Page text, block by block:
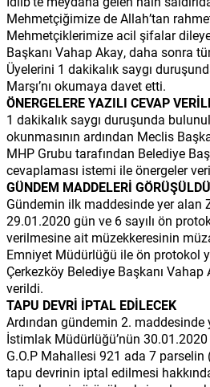
Mehmetçiğimize de Allah’tan
Mehmetçiklerimize acil şifalar
Başkanı Vahap Akay, daha sonra
Üyelerini 1 dakikalık saygı
Marşı’nı okumaya davet etti.
ÖNERGELERE YAZILI CEVAP
1 dakikalık saygı duruşunda
okunmasının ardından Meclis
MHP Grubu tarafından Belediye
cevaplaması istemi ile önergeler
GÜNDEM MADDELERİ GÖRÜŞÜLDÜ
Gündemin ilk maddesinde yer alan
29.01.2020 gün ve 6 sayılı ön
verilmesine ait müzekkeresinin
Emniyet Müdürlüğü ile ön protokol
Çerkezköy Belediye Başkanı
verildi.
TAPU DEVRİ İPTAL EDİLECEK
Ardından gündemin 2. maddesinde
İstimlak Müdürlüğü’nün 30.01.2020
G.O.P Mahallesi 921 ada 7
tapu devrinin iptal edilmesi